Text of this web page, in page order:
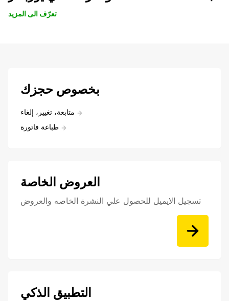
تعرّف الى المزيد
بخصوص حجزك
متابعة، تغيير، إلغاء
طباعة فاتورة
العروض الخاصة
تسجيل الايميل للحصول علي النشرة الخاصه والعروض
التطبيق الذكي